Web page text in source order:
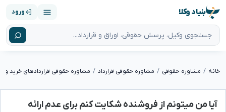
بنیاد وکلا ورود
خانه مشاوره حقوقی مشاوره حقوقی قرارداد مشاوره حقوقی قراردادهای خرید
آیا من میتونم از فروشنده شکایت کنم برای عدم ارائه